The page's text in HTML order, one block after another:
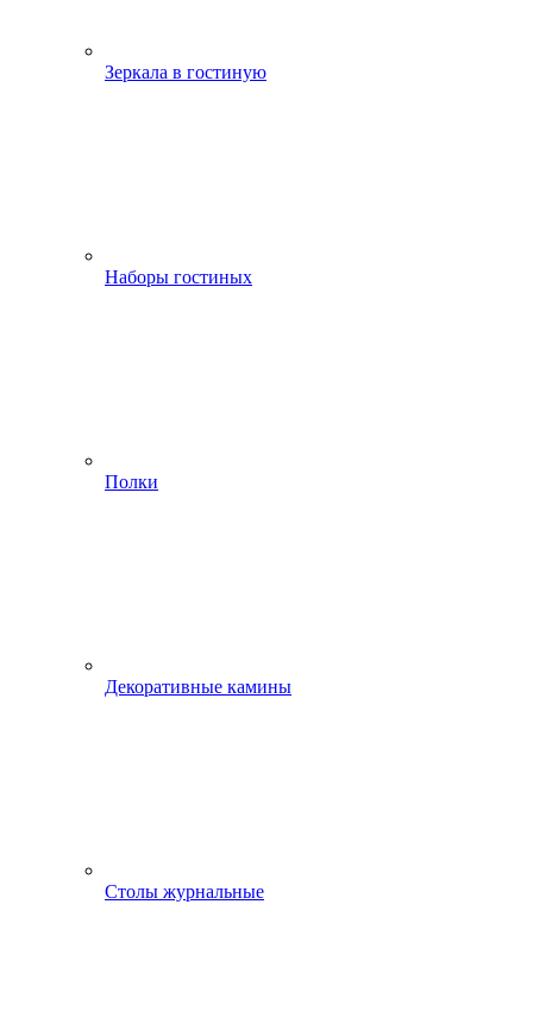
Зеркала в гостиную
Наборы гостиных
Полки
Декоративные камины
Столы журнальные